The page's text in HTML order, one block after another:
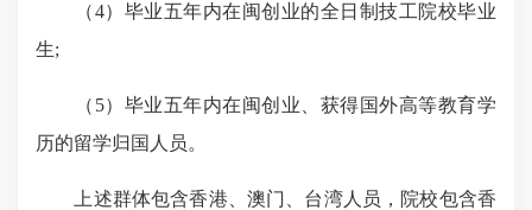
（4）毕业五年内在闽创业的全日制技工院校毕业
生;
（5）毕业五年内在闽创业、获得国外高等教育学
历的留学归国人员。
上述群体包含香港、澳门、台湾人员，院校包含香